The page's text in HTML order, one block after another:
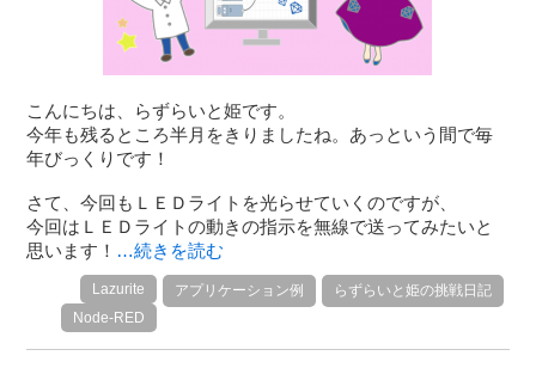
こんにちは、らずらいと姫です。
今年も残るところ半月をきりましたね。あっという間で毎
年びっくりです！
さて、今回もＬＥＤライトを光らせていくのですが、
今回はＬＥＤライトの動きの指示を無線で送ってみたいと
思います！ …続きを読む
らずらいと姫の挑戦日記
アプリケーション例
Lazurite
Node-RED